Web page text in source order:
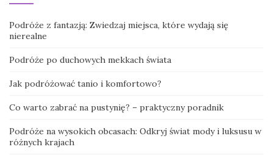
Podróże z fantazją: Zwiedzaj miejsca, które wydają się
nierealne
Podróże po duchowych mekkach świata
Jak podróżować tanio i komfortowo?
Co warto zabrać na pustynię? – praktyczny poradnik
Podróże na wysokich obcasach: Odkryj świat mody i luksusu w
różnych krajach